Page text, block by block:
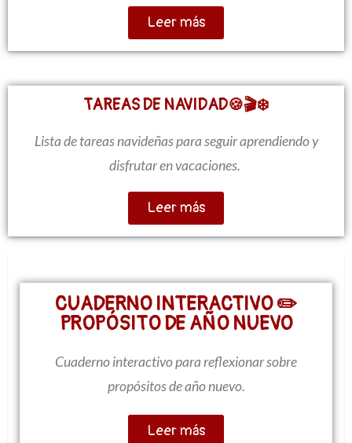
Leer más
TAREAS DE NAVIDAD🍪🎬❄️
Lista de tareas navideñas para seguir aprendiendo y
disfrutar en vacaciones.
Leer más
CUADERNO INTERACTIVO ✏️
PROPÓSITO DE AÑO NUEVO
Cuaderno interactivo para reflexionar sobre
propósitos de año nuevo.
Leer más